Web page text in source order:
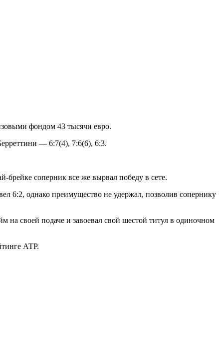
фондом 43 тысячи евро.
— 6:7(4), 7:6(6), 6:3.
брейке соперник все же вырвал победу в сете.
6:2, однако преимущество не удержал, позволив сопернику
своей подаче и завоевал свой шестой титул в одиночном
АТР.